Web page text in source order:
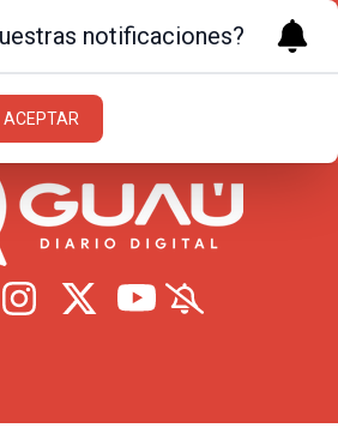
18.3ºc | Formosa
notificaciones?
ACEPTAR